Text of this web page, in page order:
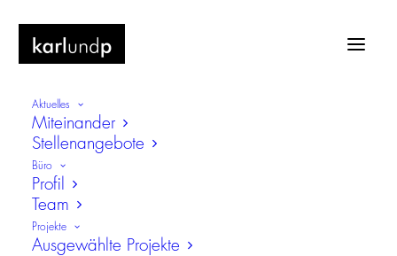
Aktuelles
Miteinander
Stellenangebote
Büro
Profil
Team
Projekte
Ausgewählte Projekte
Bildung